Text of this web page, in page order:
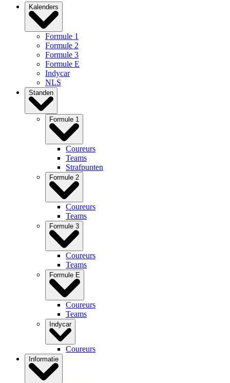
Kalenders
Formule 1
Formule 2
Formule 3
Formule E
Indycar
NLS
Standen
Formule 1
Coureurs
Teams
Strafpunten
Formule 2
Coureurs
Teams
Formule 3
Coureurs
Teams
Formule E
Coureurs
Teams
Indycar
Coureurs
Informatie